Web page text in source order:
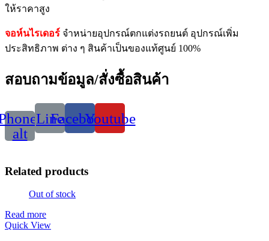
ให้ราคาสูง
จอห์นไรเดอร์ จำหน่ายอุปกรณ์ตกแต่งรถยนต์ อุปกรณ์เพิ่ม
ประสิทธิภาพ ต่าง ๆ สินค้าเป็นของแท้ศูนย์ 100%
สอบถามข้อมูล/สั่งซื้อสินค้า
alt
LineFacebookYoutube
Related products
Out of stock
Read more
Quick View